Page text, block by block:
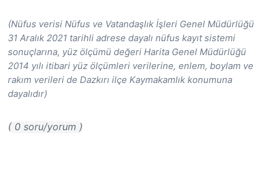
(Nüfus verisi Nüfus ve Vatandaşlık İşleri Genel Müdürlüğü
31 Aralık 2021 tarihli adrese dayalı nüfus kayıt sistemi
sonuçlarına, yüz ölçümü değeri Harita Genel Müdürlüğü
2014 yılı itibari yüz ölçümleri verilerine, enlem, boylam ve
rakım verileri de Dazkırı ilçe Kaymakamlık konumuna
dayalıdır)
( 0 soru/yorum )